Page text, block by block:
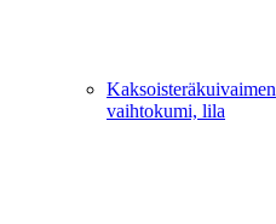
Kaksoisteräkuivaimen
vaihtokumi, lila